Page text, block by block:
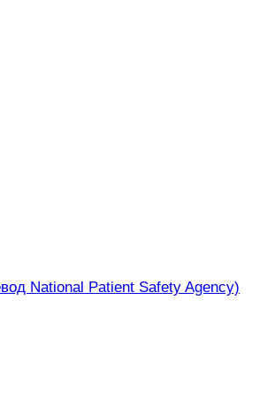
National Patient Safety Agency)